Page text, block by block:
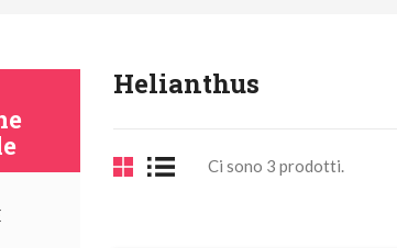
Helianthus
Ci sono 3 prodotti.